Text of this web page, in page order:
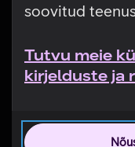
soovitud
Tutvu meie
kirjelduste ja